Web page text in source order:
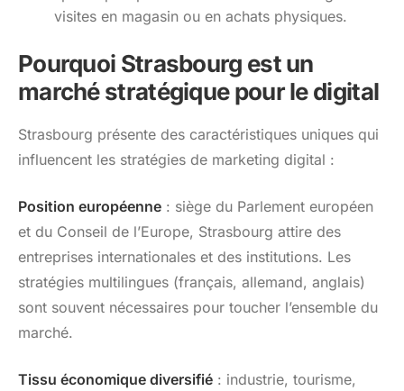
visites en magasin ou en achats physiques.
Pourquoi Strasbourg est un
marché stratégique pour le digital
Strasbourg présente des caractéristiques uniques qui
influencent les stratégies de marketing digital :
Position européenne : siège du Parlement européen
et du Conseil de l’Europe, Strasbourg attire des
entreprises internationales et des institutions. Les
stratégies multilingues (français, allemand, anglais)
sont souvent nécessaires pour toucher l’ensemble du
marché.
Tissu économique diversifié : industrie, tourisme,